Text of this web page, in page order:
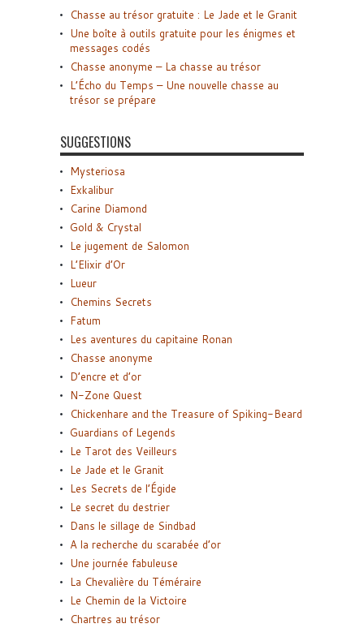
Chasse au trésor gratuite : Le Jade et le Granit
Une boîte à outils gratuite pour les énigmes et
messages codés
Chasse anonyme – La chasse au trésor
L’Écho du Temps – Une nouvelle chasse au
trésor se prépare
SUGGESTIONS
Mysteriosa
Exkalibur
Carine Diamond
Gold & Crystal
Le jugement de Salomon
L’Elixir d’Or
Lueur
Chemins Secrets
Fatum
Les aventures du capitaine Ronan
Chasse anonyme
D’encre et d’or
N-Zone Quest
Chickenhare and the Treasure of Spiking-Beard
Guardians of Legends
Le Tarot des Veilleurs
Le Jade et le Granit
Les Secrets de l’Égide
Le secret du destrier
Dans le sillage de Sindbad
A la recherche du scarabée d’or
Une journée fabuleuse
La Chevalière du Téméraire
Le Chemin de la Victoire
Chartres au trésor